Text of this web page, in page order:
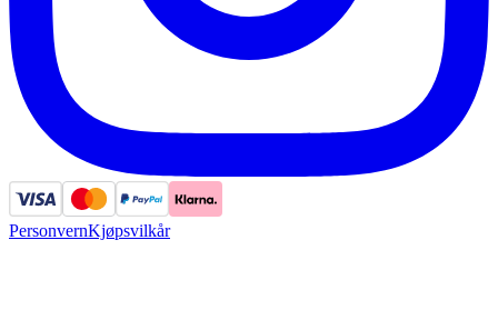
PersonvernKjøpsvilkår